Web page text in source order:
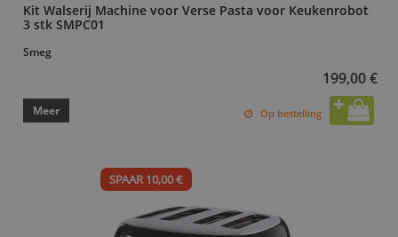
Kit Walserij Machine voor Verse Pasta voor Keukenrobot
3 stk SMPC01
Smeg
199,00 €
Meer Op bestelling
SPAAR 10,00 €